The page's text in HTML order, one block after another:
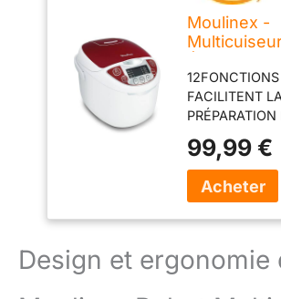
Moulinex -
Fonctions
MK7051F1 -
Blanc
FACILITENT LA
riz/céréales,
réchauffés,
bébé, plats
plats gratinés/
maintien au
99,99 €
Design et ergonomie